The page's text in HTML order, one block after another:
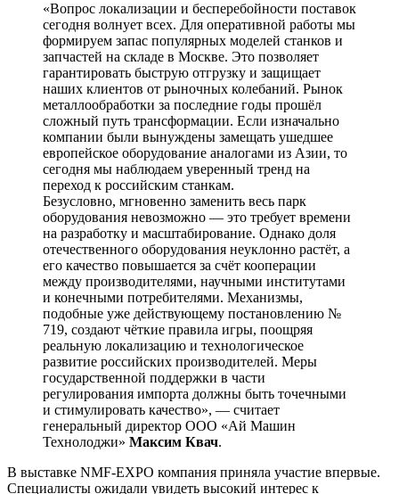
«Вопрос локализации и бесперебойности поставок
сегодня волнует всех. Для оперативной работы мы
формируем запас популярных моделей станков и
запчастей на складе в Москве. Это позволяет
гарантировать быструю отгрузку и защищает
наших клиентов от рыночных колебаний. Рынок
металлообработки за последние годы прошёл
сложный путь трансформации. Если изначально
компании были вынуждены замещать ушедшее
европейское оборудование аналогами из Азии, то
сегодня мы наблюдаем уверенный тренд на
переход к российским станкам.
Безусловно, мгновенно заменить весь парк
оборудования невозможно — это требует времени
на разработку и масштабирование. Однако доля
отечественного оборудования неуклонно растёт, а
его качество повышается за счёт кооперации
между производителями, научными институтами
и конечными потребителями. Механизмы,
подобные уже действующему постановлению №
719, создают чёткие правила игры, поощряя
реальную локализацию и технологическое
развитие российских производителей. Меры
государственной поддержки в части
регулирования импорта должны быть точечными
и стимулировать качество», — считает
генеральный директор ООО «Ай Машин
Технолоджи» Максим Квач.
В выставке NMF-EXPO компания приняла участие впервые.
Специалисты ожидали увидеть высокий интерес к